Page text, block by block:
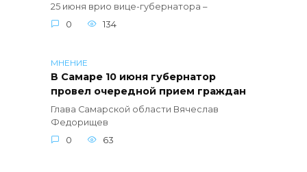
25 июня врио вице-губернатора –
0
134
МНЕНИЕ
В Самаре 10 июня губернатор
провел очередной прием граждан
Глава Самарской области Вячеслав
Федорищев
0
63